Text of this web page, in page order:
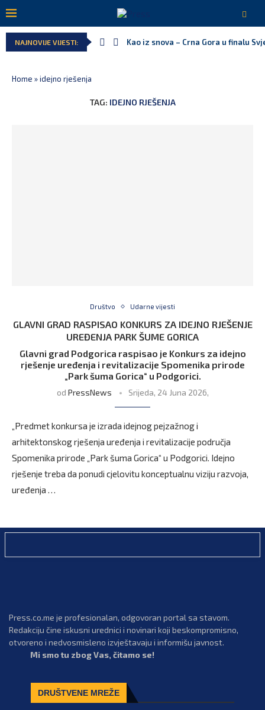
NAJNOVIJE VIJESTI: Kao iz snova – Crna Gora u finalu
Home »idejno rješenja
TAG: IDEJNO RJEŠENJA
Društvo Udarne vijesti
GLAVNI GRAD RASPISAO KONKURS ZA IDEJNO RJEŠENJE
UREĐENJA PARK ŠUME GORICA
Glavni grad Podgorica raspisao je Konkurs za idejno
rješenje uređenja i revitalizacije Spomenika prirode
„Park šuma Gorica“ u Podgorici.
od PressNews Srijeda, 24 Juna 2026,
„Predmet konkursa je izrada idejnog pejzažnog i
arhitektonskog rješenja uređenja i revitalizacije područja
Spomenika prirode „Park šuma Gorica“ u Podgorici. Idejno
rješenje treba da ponudi cjelovitu konceptualnu viziju razvoja,
uređenja …
Press.co.me je profesionalan, odgovoran portal sa stavom.
Redakciju čine iskusni urednici i novinari koji beskompromisno,
otvoreno i nedvosmisleno izvještavaju i informišu javnost.
Mi smo tu zbog Vas, čitamo se!
DRUŠTVENE MREŽE